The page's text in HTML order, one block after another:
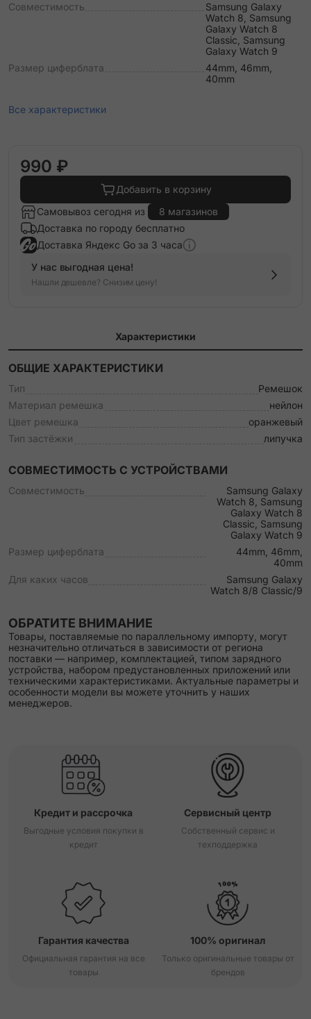
Совместимость
Samsung Galaxy
Watch 8, Samsung
Galaxy Watch 8
Classic, Samsung
Galaxy Watch 9
Размер циферблата
44mm, 46mm,
40mm
Все характеристики
990 ₽
Добавить в корзину
Самовывоз сегодня из
8 магазинов
Доставка по городу бесплатно
Доставка Яндекс Go за 3 часа
У нас выгодная цена!
Нашли дешевле? Снизим цену!
Характеристики
ОБЩИЕ ХАРАКТЕРИСТИКИ
Тип
Ремешок
Материал ремешка
нейлон
Цвет ремешка
оранжевый
Тип застёжки
липучка
СОВМЕСТИМОСТЬ С УСТРОЙСТВАМИ
Совместимость
Samsung Galaxy
Watch 8, Samsung
Galaxy Watch 8
Classic, Samsung
Galaxy Watch 9
Размер циферблата
44mm, 46mm,
40mm
Для каких часов
Samsung Galaxy
Watch 8/8 Classic/9
ОБРАТИТЕ ВНИМАНИЕ
Товары, поставляемые по параллельному импорту, могут
незначительно отличаться в зависимости от региона
поставки — например, комплектацией, типом зарядного
устройства, набором предустановленных приложений или
техническими характеристиками. Актуальные параметры и
особенности модели вы можете уточнить у наших
менеджеров.
Кредит и рассрочка
Выгодные условия покупки в
кредит
Сервисный центр
Собственный сервис и
техподдержка
Гарантия качества
Официальная гарантия на все
товары
100% оригинал
Только оригинальные товары от
брендов